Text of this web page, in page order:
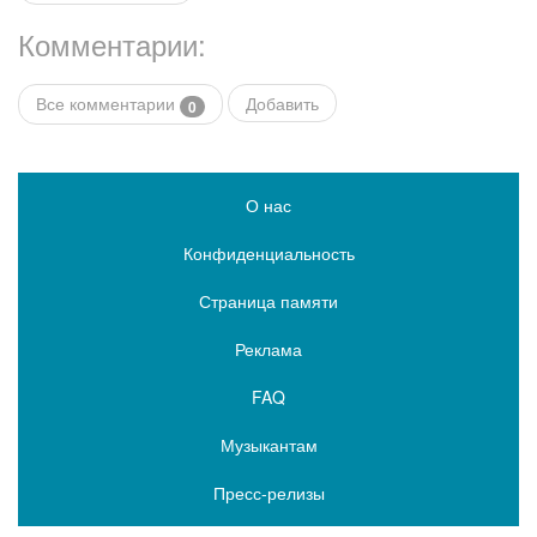
Комментарии:
Все комментарии 0 Добавить
О нас
Конфиденциальность
Страница памяти
Реклама
FAQ
Музыкантам
Пресс-релизы